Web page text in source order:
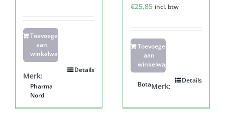
Toevoegen
aan
winkelwagen
Details
Merk:
Pharma
Nord
€25,85 incl. btw
Toevoegen
aan
winkelwagen
Details
Merk:
Bota